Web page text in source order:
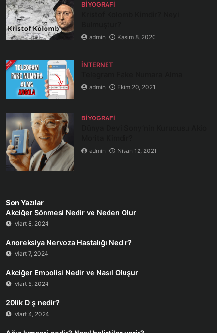
BIYOGRAFI
admin Kasım 8, 2020
İNTERNET
admin Ekim 20, 2021
BIYOGRAFI
admin Nisan 12, 2021
Son Yazılar
Akciğer Sönmesi Nedir ve Neden Olur
Mart 8, 2024
Anoreksiya Nervoza Hastalığı Nedir?
Mart 7, 2024
Akciğer Embolisi Nedir ve Nasıl Oluşur
Mart 5, 2024
20lik Diş nedir?
Mart 4, 2024